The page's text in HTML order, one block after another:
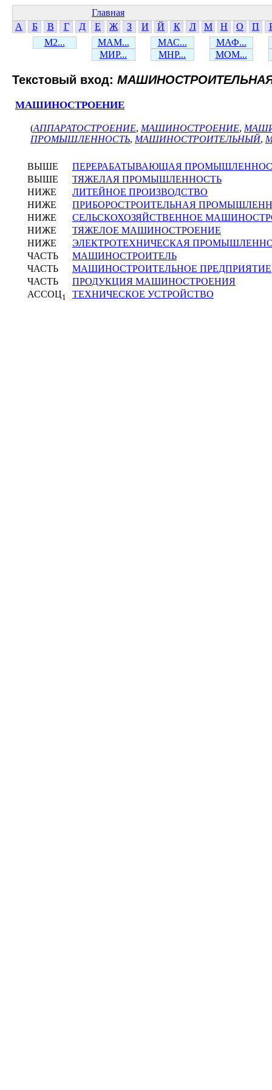
Главная
А
Б В Г Д Е Ж З И Й К Л М Н О П
М2...
МАМ... МАС...
МАФ...
МИР...
МНР... МОМ...
Текстовый вход:
МАШИНОСТРОЕНИЕ
(АППАРАТОСТРОЕНИЕ, МАШИНОСТРОЕНИЕ,
ПРОМЫШЛЕННОСТЬ, МАШИНОСТРОИТЕЛЬНЫЙ,
ВЫШЕ
ПЕРЕРАБАТЫВАЮЩАЯ
ВЫШЕ
ТЯЖЕЛАЯ ПРОМЫШЛЕННОСТЬ
НИЖЕ
ЛИТЕЙНОЕ ПРОИЗВОДСТВО
НИЖЕ
ПРИБОРОСТРОИТЕЛЬНАЯ
НИЖЕ
СЕЛЬСКОХОЗЯЙСТВЕННОЕ
НИЖЕ
ТЯЖЕЛОЕ МАШИНОСТРОЕНИЕ
НИЖЕ
ЭЛЕКТРОТЕХНИЧЕСКАЯ
ЧАСТЬ
МАШИНОСТРОИТЕЛЬ
ЧАСТЬ
МАШИНОСТРОИТЕЛЬНОЕ ПРЕДПРИЯТИЕ
ЧАСТЬ
ПРОДУКЦИЯ МАШИНОСТРОЕНИЯ
АССОЦ1 ТЕХНИЧЕСКОЕ УСТРОЙСТВО